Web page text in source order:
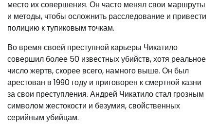
место их совершения. Он часто менял свои маршруты
и методы, чтобы осложнить расследование и привести
полицию к тупиковым точкам.
Во время своей преступной карьеры Чикатило
совершил более 50 известных убийств, хотя реальное
число жертв, скорее всего, намного выше. Он был
арестован в 1990 году и приговорен к смертной казни
за свои преступления. Андрей Чикатило стал грозным
символом жестокости и безумия, свойственных
серийным убийцам.